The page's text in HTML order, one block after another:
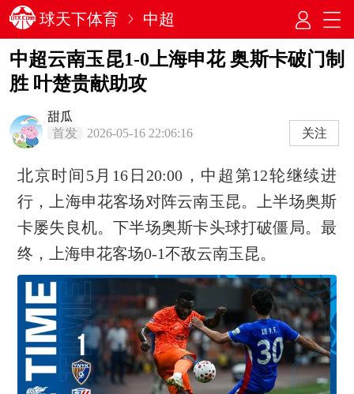
球天下体育 中超
中超云南玉昆1-0上海申花 奥斯卡破门制
胜 叶楚贵献助攻
甜瓜
首发
2026-05-16 22:06:16 关注
北京时间5月16日20:00，中超第12轮继续进
行，上海申花客场对阵云南玉昆。上半场奥斯
卡屡失良机。下半场奥斯卡头球打破僵局。最
终，上海申花客场0-1不敌云南玉昆。